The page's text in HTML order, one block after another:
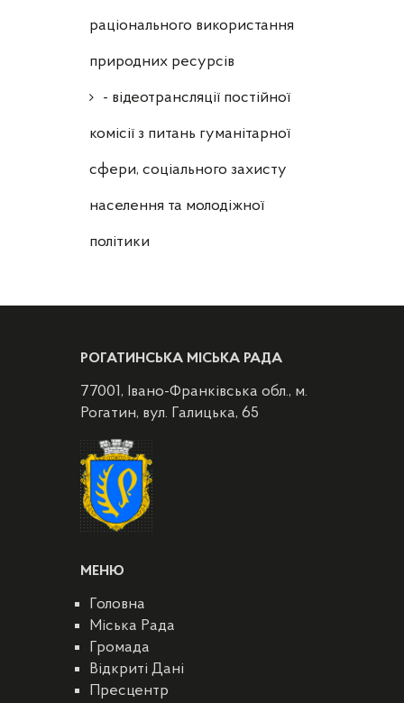
раціонального використання
природних ресурсів
- відеотрансляції постійної
комісії з питань гуманітарної
сфери, соціального захисту
населення та молодіжної
політики
РОГАТИНСЬКА МІСЬКА РАДА
77001, Івано-Франківська обл., м.
Рогатин, вул. Галицька, 65
МЕНЮ
Головна
Міська Рада
Громада
Відкриті Дані
Пресцентр